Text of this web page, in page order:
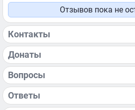
Отзывов пока не
Контакты
Донаты
Вопросы
Ответы